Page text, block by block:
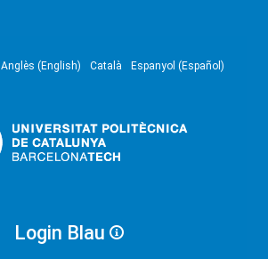
Anglès (English) Català Espanyol (Español)
Login Blau